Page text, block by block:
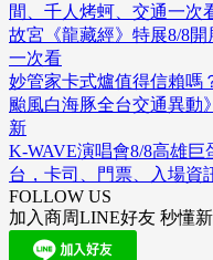
間、千人烤蚵、交通一次
故宮《龍藏經》特展8/8
一次看
妙管家卡式爐值得信賴嗎
颱風白海豚全台交通異動
新
K-WAVE演唱會8/8高雄
台，卡司、門票、入場資
FOLLOW US
加入商周LINE好友 秒懂